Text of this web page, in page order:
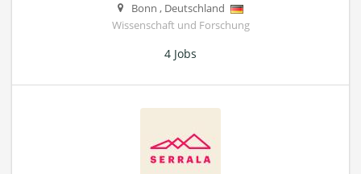
Bonn , Deutschland
Wissenschaft und Forschung
4 Jobs